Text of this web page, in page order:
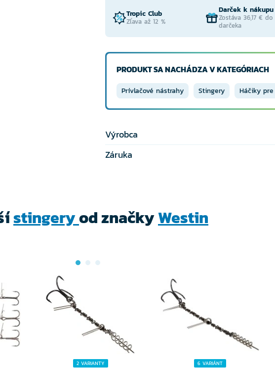
Tropic Club
Zľava až 12 %
Darček k nákupu
Zostáva 36,17 € do
darčeka
PRODUKT SA NACHÁDZA V KATEGÓRIACH
Prívlačové nástrahy Stingery Háčiky
Výrobca
Záruka
stingeryod značkyWestin
2 VARIANTY 6 VARIÁNT